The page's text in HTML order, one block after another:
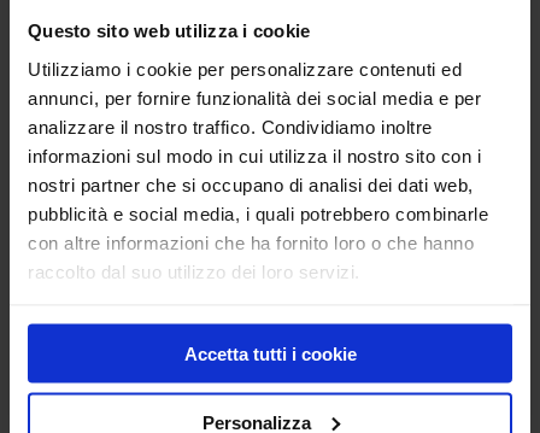
Questo sito web utilizza i cookie
Utilizziamo i cookie per personalizzare contenuti ed
annunci, per fornire funzionalità dei social media e per
analizzare il nostro traffico. Condividiamo inoltre
informazioni sul modo in cui utilizza il nostro sito con i
nostri partner che si occupano di analisi dei dati web,
pubblicità e social media, i quali potrebbero combinarle
con altre informazioni che ha fornito loro o che hanno
raccolto dal suo utilizzo dei loro servizi.
Accetta tutti i cookie
Personalizza
Segnafughe per pavimento stampato con sporgenza
informazioni per questo
prodotto?
Richiedi informazioni